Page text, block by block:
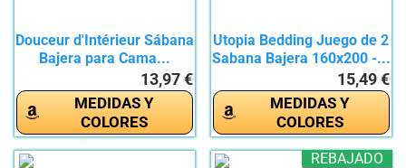
Douceur d'Intérieur Sábana
Bajera para Cama...
13,97 €
MEDIDAS Y
COLORES
Utopia Bedding Juego de 2
Sabana Bajera 160x200 -...
15,49 €
MEDIDAS Y
COLORES
REBAJADO